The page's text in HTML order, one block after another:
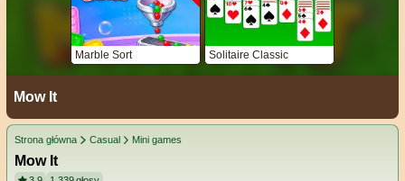
Marble Sort Solitaire Classic
Mow It
Strona główna Casual Mini games
Mow It